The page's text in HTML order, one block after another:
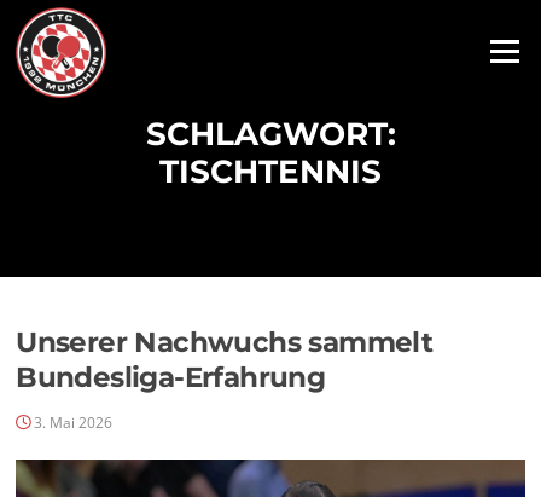
Inhalt
springen
Menü
SCHLAGWORT:
TISCHTENNIS
Unserer Nachwuchs sammelt
Bundesliga-Erfahrung
3. Mai 2026